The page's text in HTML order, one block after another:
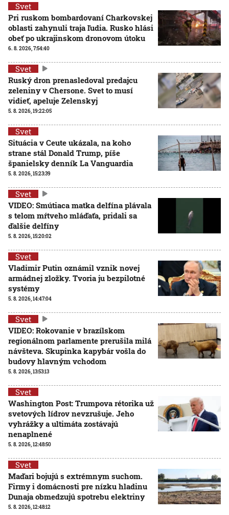
Svet
Pri ruskom bombardovaní Charkovskej
oblasti zahynuli traja ľudia. Rusko hlási
obeť po ukrajinskom dronovom útoku
6. 8. 2026, 7:54:40
Svet
Ruský dron prenasledoval predajcu
zeleniny v Chersone. Svet to musí
vidieť, apeluje Zelenskyj
5. 8. 2026, 19:22:05
Svet
Situácia v Ceute ukázala, na koho
strane stál Donald Trump, píše
španielsky denník La Vanguardia
5. 8. 2026, 15:23:39
Svet
VIDEO: Smútiaca matka delfína plávala
s telom mŕtveho mláďaťa, pridali sa
ďalšie delfíny
5. 8. 2026, 15:20:02
Svet
Vladimir Putin oznámil vznik novej
armádnej zložky. Tvoria ju bezpilotné
systémy
5. 8. 2026, 14:47:04
Svet
VIDEO: Rokovanie v brazílskom
regionálnom parlamente prerušila milá
návšteva. Skupinka kapybár vošla do
budovy hlavným vchodom
5. 8. 2026, 13:53:13
Svet
Washington Post: Trumpova rétorika už
svetových lídrov nevzrušuje. Jeho
vyhrážky a ultimáta zostávajú
nenaplnené
5. 8. 2026, 12:48:50
Svet
Maďari bojujú s extrémnym suchom.
Firmy i domácnosti pre nízku hladinu
Dunaja obmedzujú spotrebu elektriny
5. 8. 2026, 12:48:12